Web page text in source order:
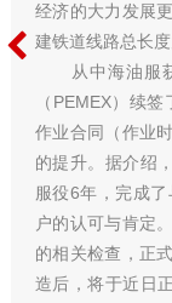
经济的大力发展
建铁道线路总长度
从中海油服获
（PEMEX）续
作业合同（作业
的提升。据介绍
服役6年，完成
户的认可与肯定
的相关检查，正
造后，将于近日